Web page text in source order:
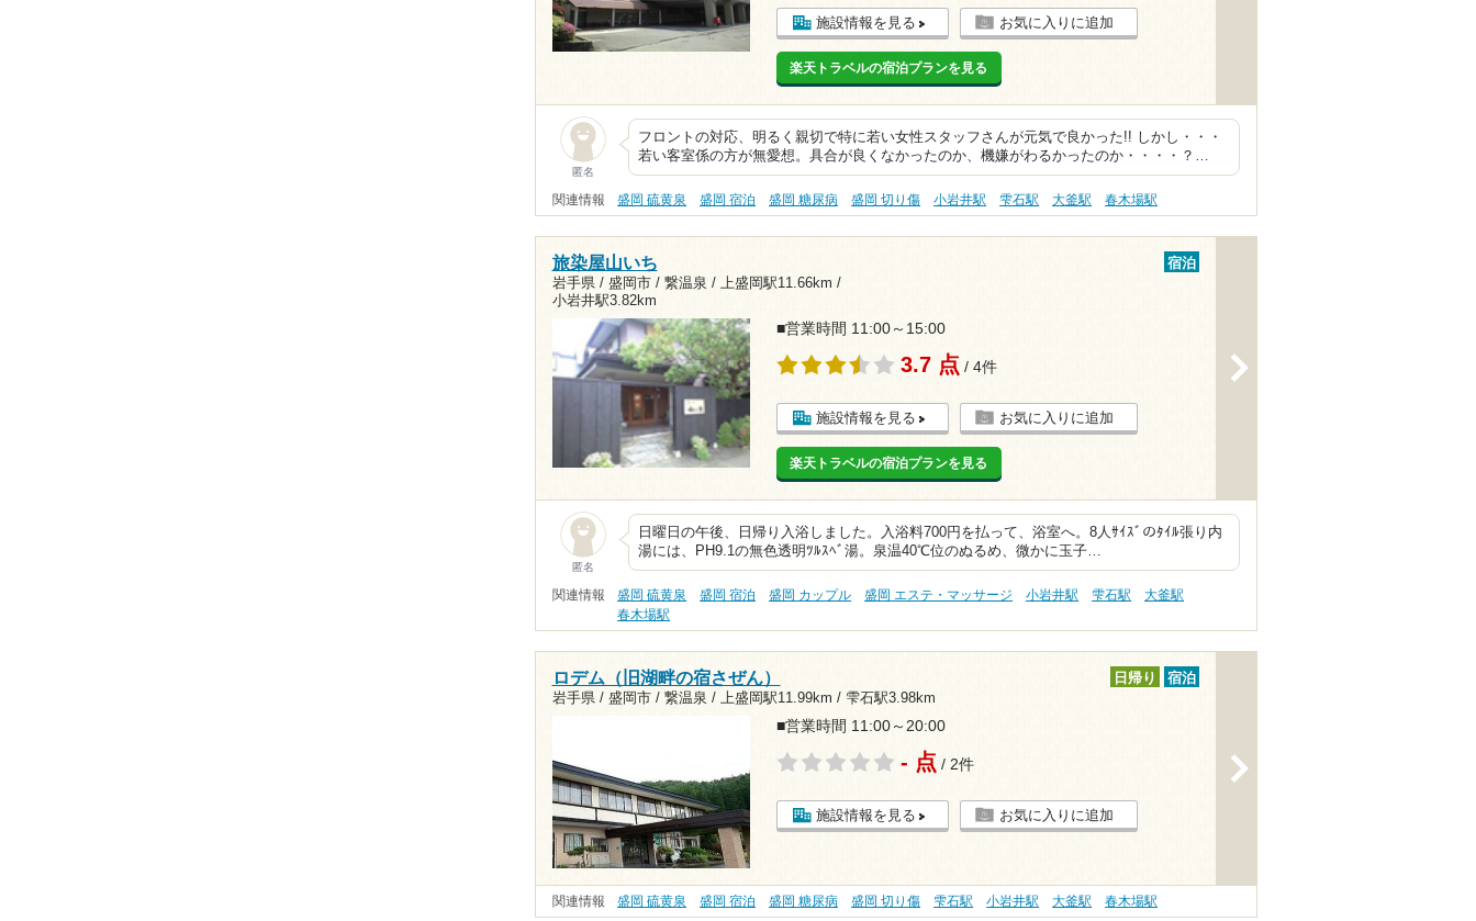
施設情報を見る お気に入りに追加
楽天トラベルの宿泊プランを見る
匿名
フロントの対応、明るく親切で特に若い女性スタッフさんが元気で良かった!! しかし・・・
若い客室係の方が無愛想。具合が良くなかったのか、機嫌がわるかったのか・・・・？…
関連情報 盛岡 硫黄泉 盛岡 宿泊 盛岡 糖尿病 盛岡 切り傷 小岩井駅 雫石駅 大釜駅 春木場駅
旅染屋山いち
岩手県 / 盛岡市 / 繋温泉 / 上盛岡駅11.66km /
小岩井駅3.82km
宿泊
■営業時間 11:00～15:00
3.7 点 / 4件
施設情報を見る お気に入りに追加
楽天トラベルの宿泊プランを見る
匿名
日曜日の午後、日帰り入浴しました。入浴料700円を払って、浴室へ。8人ｻｲｽﾞのﾀｲﾙ張り内
湯には、PH9.1の無色透明ﾂﾙｽﾍﾞ湯。泉温40℃位のぬるめ、微かに玉子…
関連情報 盛岡 硫黄泉 盛岡 宿泊 盛岡 カップル 盛岡 エステ・マッサージ 小岩井駅 雫石駅
大釜駅
春木場駅
ロデム（旧湖畔の宿さぜん）
岩手県 / 盛岡市 / 繋温泉 / 上盛岡駅11.99km / 雫石駅3.98km
日帰り 宿泊
■営業時間 11:00～20:00
- 点 / 2件
施設情報を見る お気に入りに追加
関連情報 盛岡 硫黄泉 盛岡 宿泊 盛岡 糖尿病 盛岡 切り傷 雫石駅 小岩井駅 大釜駅 春木場駅